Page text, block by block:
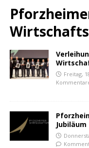
Freitag,
Jubiläum